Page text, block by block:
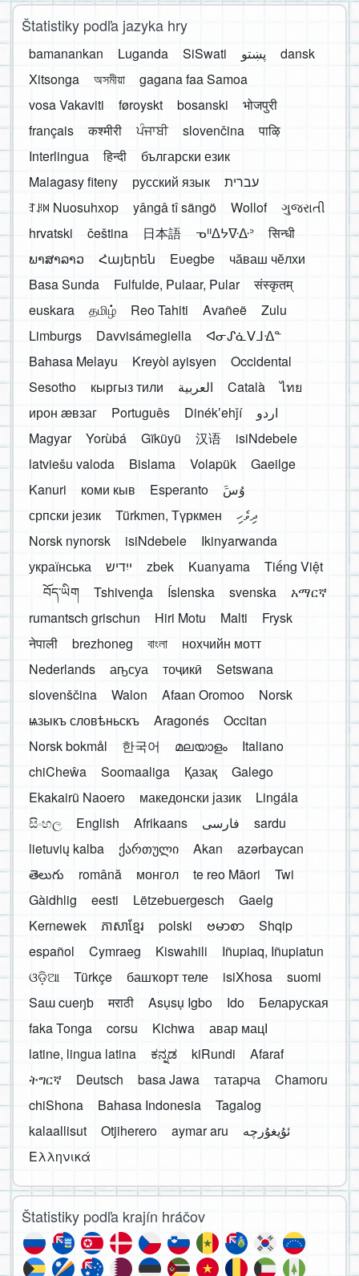
Štatistiky podľa jazyka hry
bamanankan Luganda SiSwati پښتو
dansk
Xitsonga
অসমীয়া
gagana faa Samoa
vosa Vakaviti
føroyskt bosanski
भोजपुरी
français
कश्मीरी ਪੰਜਾਬੀ slovenčina
पाऴि
Interlingua
हिन्दी
български език
Malagasy fiteny
русский язык
עברית
ꆈꌠ꒿ Nuosuhxop
yângâ tî sängö Wollof
ગુજરાતી
hrvatski
čeština 日本語 ᓀᐦᐃᔭᐍᐏᐣ
सिन्धी
ພາສາລາວ
Հայերեն Eʋegbe
чӑваш чӗлхи
Basa Sunda
Fulfulde, Pulaar, Pular
संस्कृतम्
euskara
தமிழ் Reo Tahiti Avañeẽ
Zulu
Limburgs
Davvisámegiella
ᐊᓂᔑᓈᐯᒧᐎᓐ
Bahasa Melayu
Kreyòl ayisyen
Occidental
Sesotho
кыргыз тили العربية Català
ไทย
ирон æвзаг
Português Dinékʼehǰí
اردو
Magyar
Yorùbá Gĩkũyũ 汉语
isiNdebele
latviešu valoda
Bislama Volapük
Gaeilge
Kanuri
коми кыв Esperanto
َوُسَ
српски језик
Türkmen, Түркмен
ދިވެހި
Norsk nynorsk
isiNdebele
Ikinyarwanda
українська
ייִדיש zbek Kuanyama
Tiếng Việt
བོད་ཡིག
Tshivenḓa Íslenska svenska
አማርኛ
rumantsch grischun
Hiri Motu Malti
Frysk
नेपाली
brezhoneg বাংলা
нохчийн мотт
Nederlands
аҧсуа тоҷикӣ
Setswana
slovenščina
Walon Afaan Oromoo
Norsk
ѩзыкъ словѣньскъ
Aragonés
Occitan
Norsk bokmål
한국어 മലയാളം
Italiano
chiCheŵa
Soomaaliga Қазақ
Galego
Ekakairũ Naoero
македонски јазик
Lingála
සිංහල
English Afrikaans فارسی
sardu
lietuvių kalba
ქართული Akan
azərbaycan
తెలుగు
română монгол te reo Māori
Twi
Gàidhlig
eesti Lëtzebuergesch
Gaelg
Kernewek
ភាសាខ្មែរ polski ဗမာစာ
Shqip
español
Cymraeg Kiswahili
Iñupiaq, Iñupiatun
ଓଡ଼ିଆ
Türkçe башҡорт теле isiXhosa
suomi
Saɯ cueŋƅ
मराठी Asụsụ Igbo Ido
Беларуская
faka Tonga
corsu Kichwa
авар мацӀ
latine, lingua latina
ಕನ್ನಡ kiRundi
Afaraf
ትግርኛ
Deutsch basa Jawa татарча
Chamoru
chiShona
Bahasa Indonesia
Tagalog
kalaallisut
Otjiherero aymar aru
Ελληνικά
Štatistiky podľa krajín hráčov